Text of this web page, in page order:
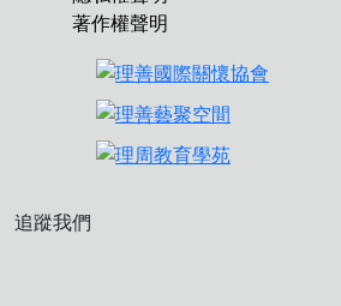
著作權聲明
追蹤我們